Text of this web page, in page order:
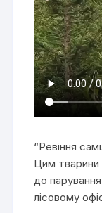
“Ревіння
Цим тварини
до
лісовому